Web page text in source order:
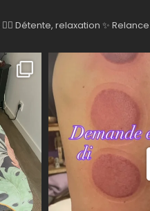
💆‍♀️ Détente, relaxation ✨